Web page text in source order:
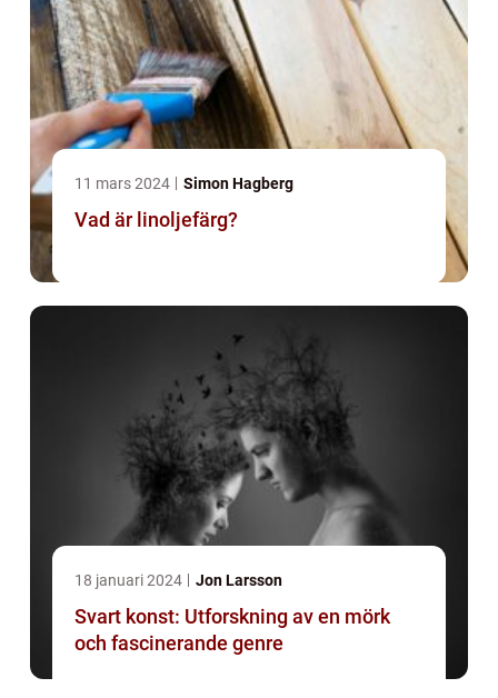
11 mars 2024 Simon Hagberg
Vad är linoljefärg?
18 januari 2024 Jon Larsson
Svart konst: Utforskning av en mörk
och fascinerande genre